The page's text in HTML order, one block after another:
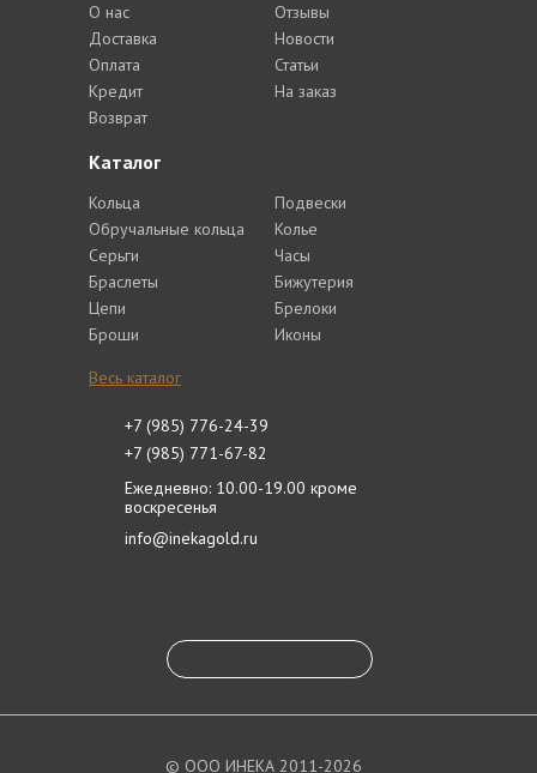
Каталог
Кольца
Обручальные кольца
Серьги
Браслеты
Цепи
Броши
Подвески
Колье
Часы
Бижутерия
Брелоки
Иконы
Весь каталог
О нас
Доставка
Оплата
Кредит
Возврат
Отзывы
Новости
Статьи
На заказ
+7 (985) 776-24-39
+7 (985) 771-67-82
Ежедневно: 10.00-19.00 кроме
воскресенья
info@inekagold.ru
© ООО ИНЕКА 2011-2026